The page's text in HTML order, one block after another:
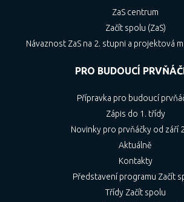
ZaS centrum
Začít spolu (ZaS)
Návaznost ZaS na 2. stupni a projektová
PRO BUDOUCÍ
Přípravka pro budoucí
Zápis do 1. třídy
Novinky pro prvňáčky od září
Aktuálně
Kontakty
Představení programu Začít
Třídy Začít spolu